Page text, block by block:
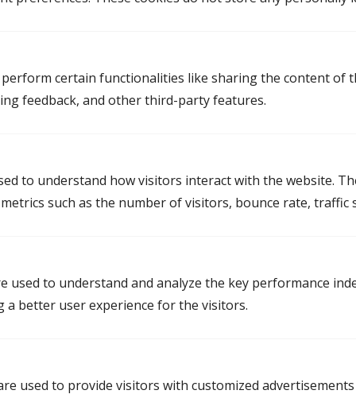
certain functionalities like sharing the content of
feedback, and other third-party features.
to understand how visitors interact with the website.
such as the number of visitors, bounce rate, traffic
used to understand and analyze the key performance
a better user experience for the visitors.
used to provide visitors with customized
woning blijven wonen en de ander uitkopen? Of moet
er een andere oplossing gevonden worden? Is er een
Wat zijn zoal de mogelijkheden bij een koopwoning?
jaar uitgesteld.